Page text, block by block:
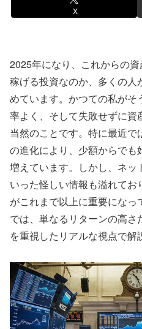
X
2025年になり、これからの
稼げる投資なのか、多くの
めています。かつての私が
率よく、そして失敗せずに
当然のことです。特に最近
の進化により、少額からで
増えています。しかし、ネッ
いった怪しい情報も溢れてお
がこれまで以上に重要にな
では、単なるリターンの高
を重視したリアルな視点で解